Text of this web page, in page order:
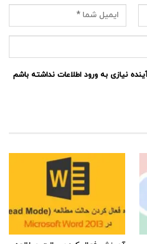
نیازی به ورود اطلاعات نداشته باشم